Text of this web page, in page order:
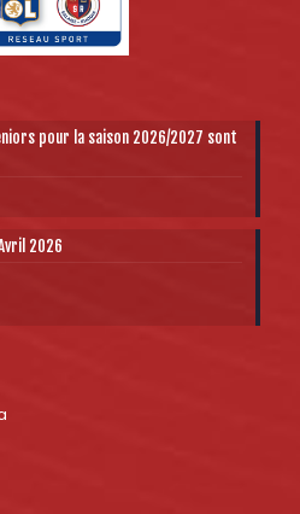
pour la saison 2026/2027 sont
2026